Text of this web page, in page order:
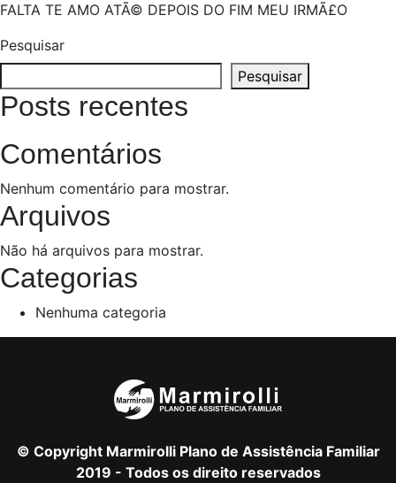
FALTA TE AMO ATÃ© DEPOIS DO FIM MEU IRMÃ£O
Pesquisar
Pesquisar
Posts recentes
Comentários
Nenhum comentário para mostrar.
Arquivos
Não há arquivos para mostrar.
Categorias
Nenhuma categoria
© Copyright Marmirolli Plano de Assistência Familiar
2019 - Todos os direito reservados